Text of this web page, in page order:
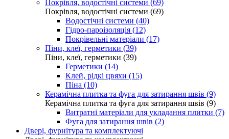
Покрівля, водостічні системи (69)
Покрівля, водостічні системи (69)
Водостічні системи (40)
Гідро-пароізоляція (12)
Покрівельні матеріали (17)
Піни, клеї, герметики (39)
Піни, клеї, герметики (39)
Герметики (14)
Клей, рідкі цвяхи (15)
Піна (10)
Керамічна плитка та фуга для затирання швів (9)
Керамічна плитка та фуга для затирання швів (9)
Витратні матеріали для укладання плитки (7)
Фуга для затирання швів (2)
Двері, фурнітура та комплектуючі